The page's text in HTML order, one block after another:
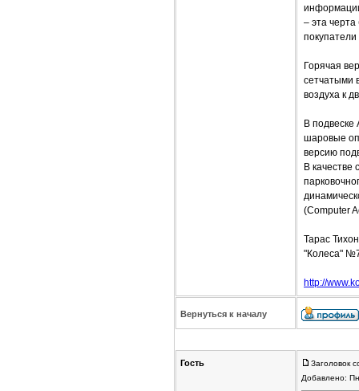
– эта
Горячая
сетчатыми
воздуха к
В
шаровые
версию
В качестве
(Computer
Тарас
"Колеса"
http://
Вернуться к началу
Гость
Заголовок
Добавлено: